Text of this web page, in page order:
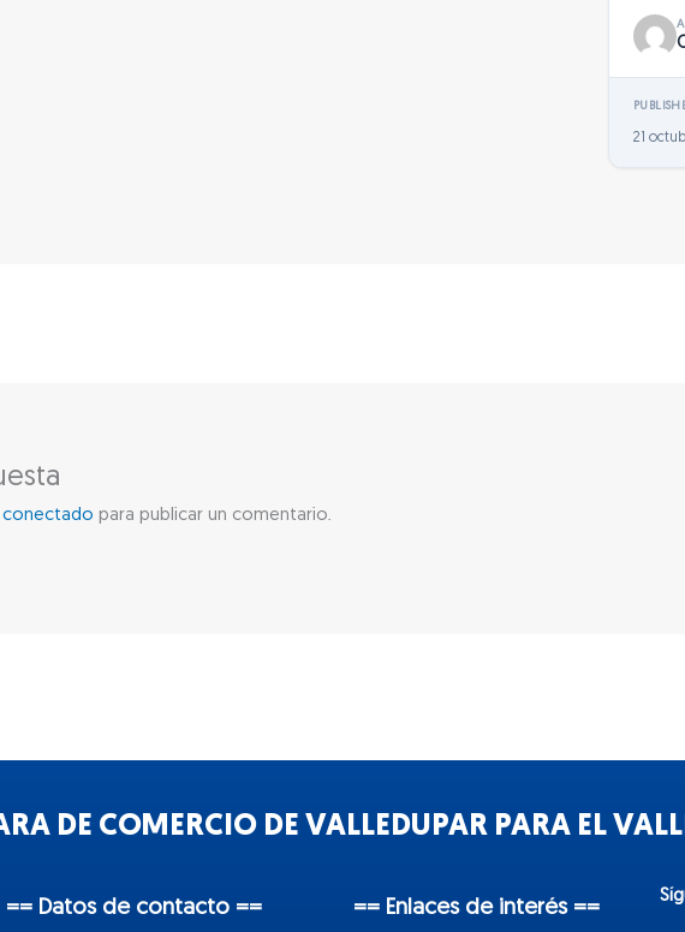
21
conectado para publicar un comentario.
DE COMERCIO DE VALLEDUPAR PARA EL
== Datos de contacto == == Enlaces de interés ==